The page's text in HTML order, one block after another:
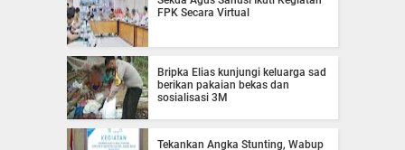
FPK Secara Virtual
Bripka Elias kunjungi keluarga sad
berikan pakaian bekas dan
sosialisasi 3M
Tekankan Angka Stunting, Wabup